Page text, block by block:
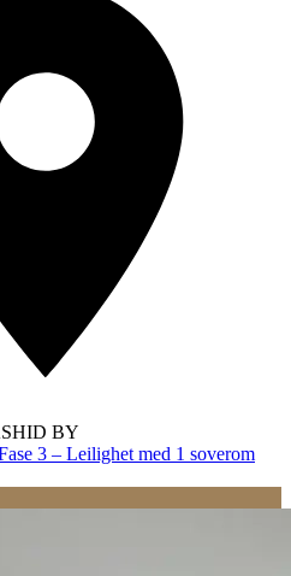
BY
3 – Leilighet med 1 soverom